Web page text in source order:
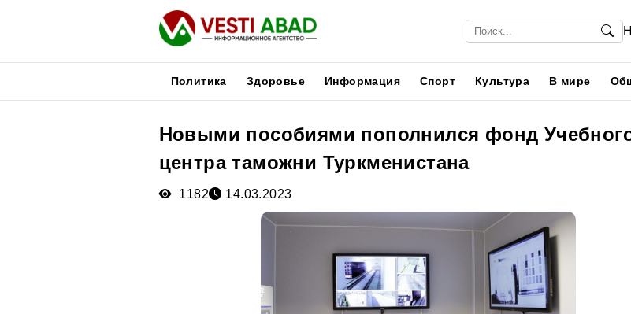
Политика Здоровье Информация Спорт Культура В мире
Новыми пособиями пополнился фонд
центра таможни Туркменистана
1182 14.03.2023